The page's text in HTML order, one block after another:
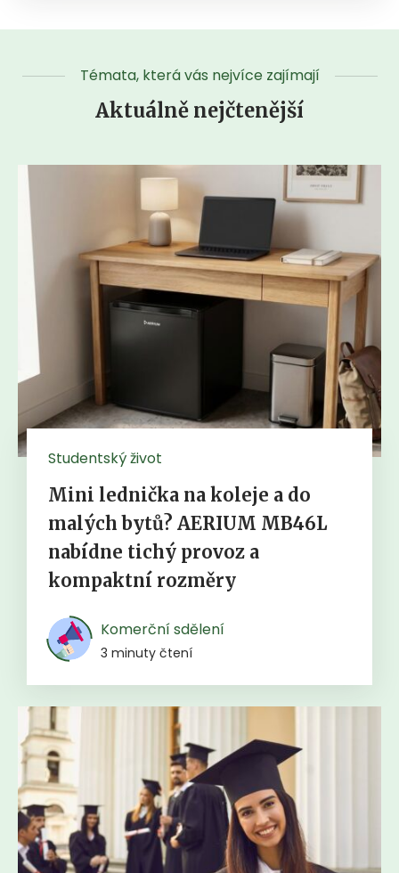
Témata, která vás nejvíce zajímají
Aktuálně nejčtenější
Studentský život
Mini lednička na koleje a do
malých bytů? AERIUM MB46L
nabídne tichý provoz a
kompaktní rozměry
Komerční sdělení
3 minuty čtení